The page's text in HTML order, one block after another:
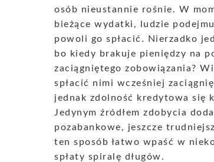
osób nieustannie rośnie. W
bieżące wydatki, ludzie
powoli go spłacić. Nierzadko
bo kiedy brakuje pieniędzy na
zaciągniętego zobowiązania?
spłacić nimi wcześniej
jednak zdolność kredytowa się
Jedynym źródłem zdobycia
pozabankowe, jeszcze
ten sposób łatwo wpaść w
spłaty spiralę długów.